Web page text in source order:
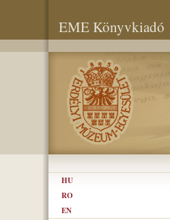
EME Könyvkiadó
HU
RO
EN